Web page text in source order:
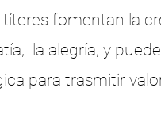
fomentan la
la alegría, y
para trasmitir